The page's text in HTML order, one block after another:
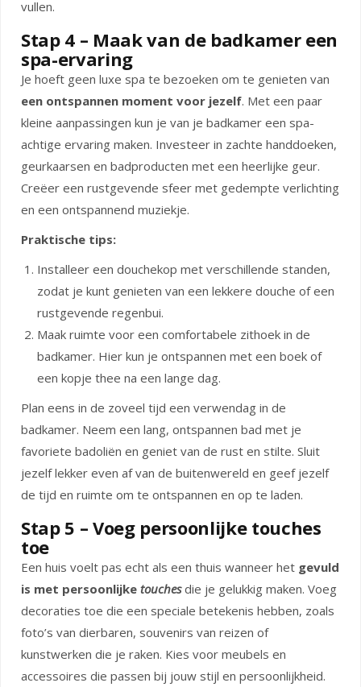
vullen.
Stap 4 – Maak van de badkamer een
spa-ervaring
Je hoeft geen luxe spa te bezoeken om te genieten van
een ontspannen moment voor jezelf. Met een paar
kleine aanpassingen kun je van je badkamer een spa-
achtige ervaring maken. Investeer in zachte handdoeken,
geurkaarsen en badproducten met een heerlijke geur.
Creëer een rustgevende sfeer met gedempte verlichting
en een ontspannend muziekje.
Praktische tips:
Installeer een douchekop met verschillende standen,
zodat je kunt genieten van een lekkere douche of een
rustgevende regenbui.
Maak ruimte voor een comfortabele zithoek in de
badkamer. Hier kun je ontspannen met een boek of
een kopje thee na een lange dag.
Plan eens in de zoveel tijd een verwendag in de
badkamer. Neem een lang, ontspannen bad met je
favoriete badoliën en geniet van de rust en stilte. Sluit
jezelf lekker even af van de buitenwereld en geef jezelf
de tijd en ruimte om te ontspannen en op te laden.
Stap 5 – Voeg persoonlijke touches
toe
Een huis voelt pas echt als een thuis wanneer het gevuld
is met persoonlijke touchesdie je gelukkig maken. Voeg
decoraties toe die een speciale betekenis hebben, zoals
foto’s van dierbaren, souvenirs van reizen of
kunstwerken die je raken. Kies voor meubels en
accessoires die passen bij jouw stijl en persoonlijkheid.